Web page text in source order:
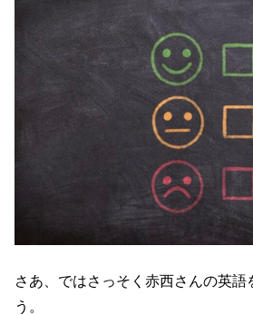
さあ、ではさっそく赤西さんの英語
う。